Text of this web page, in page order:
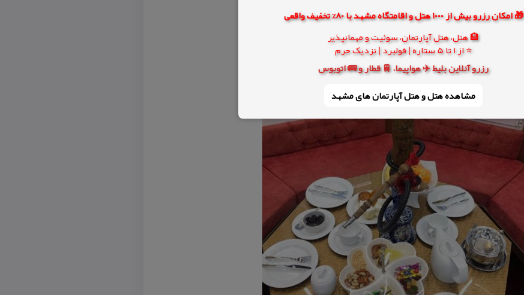
🎁 امکان رزرو بیش از 1000 هتل و اقامتگاه مشهد با 80% تخفیف واقعی
🏨 هتل، هتل آپارتمان، سوئیت و مهمانپذیر
⭐ از 1 تا 5 ستاره | فولبرد | نزدیک حرم
رزرو آنلاین بلیط ✈️ هواپیما، 🚆 قطار و 🚌 اتوبوس
مشاهده هتل و هتل‌ آپارتمان های مشهد